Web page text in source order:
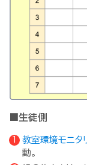
■生徒側
教室環境モニタ
動。